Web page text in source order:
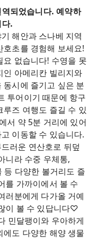
되었습니다. 예약하
.
해안과 스나베 지역
초를 경험해 보세요!
없습니다! 수영을 못
아메리칸 빌리지와
시에 즐기고 싶은 분
투어이기 때문에 항구
즈 여행도 즐길 수 있
서 약 5분 거리에 있어
이동할 수 있습니다.
러운 연산호로 뒤덮
니라 수중 우체통,
등 다양한 볼거리도 즐
를 가까이에서 볼 수
러분에게 다가올 거예
이 볼 수 있답니다♡
민달팽이와 우아하게
도 다양한 해양 생물